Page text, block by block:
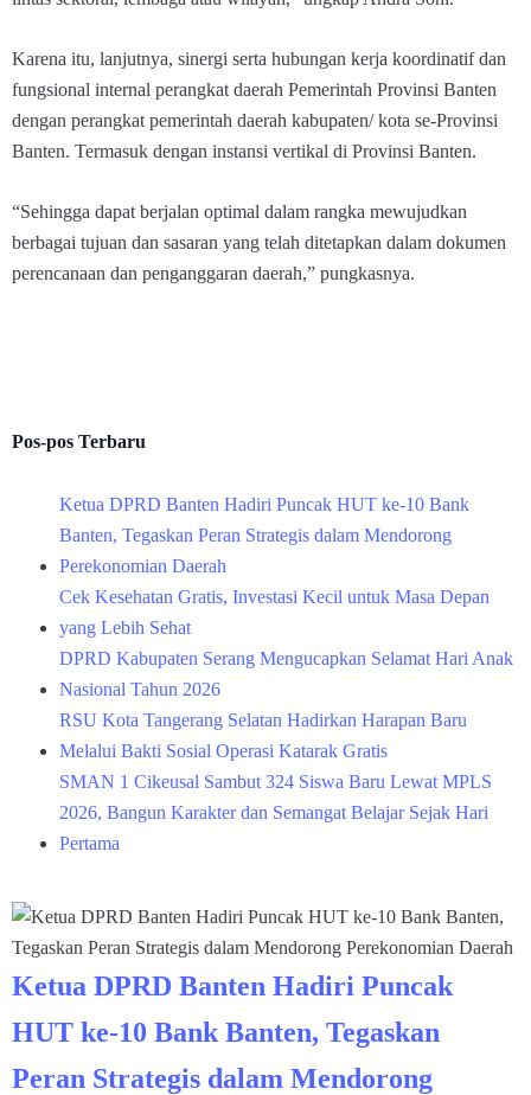
Karena itu, lanjutnya, sinergi serta hubungan kerja koordinatif dan
fungsional internal perangkat daerah Pemerintah Provinsi Banten
dengan perangkat pemerintah daerah kabupaten/ kota se-Provinsi
Banten. Termasuk dengan instansi vertikal di Provinsi Banten.
“Sehingga dapat berjalan optimal dalam rangka mewujudkan
berbagai tujuan dan sasaran yang telah ditetapkan dalam dokumen
perencanaan dan penganggaran daerah,” pungkasnya.
Pos-pos Terbaru
Ketua DPRD Banten Hadiri Puncak HUT ke-10 Bank
Banten, Tegaskan Peran Strategis dalam Mendorong
Perekonomian Daerah
Cek Kesehatan Gratis, Investasi Kecil untuk Masa Depan
yang Lebih Sehat
DPRD Kabupaten Serang Mengucapkan Selamat Hari Anak
Nasional Tahun 2026
RSU Kota Tangerang Selatan Hadirkan Harapan Baru
Melalui Bakti Sosial Operasi Katarak Gratis
SMAN 1 Cikeusal Sambut 324 Siswa Baru Lewat MPLS
2026, Bangun Karakter dan Semangat Belajar Sejak Hari
Pertama
Ketua DPRD Banten Hadiri Puncak
HUT ke-10 Bank Banten, Tegaskan
Peran Strategis dalam Mendorong